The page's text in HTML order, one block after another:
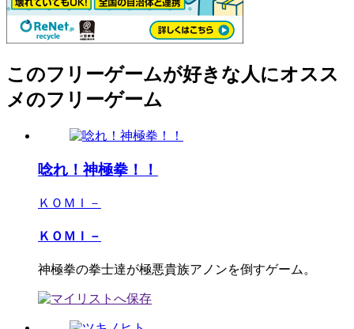
このフリーゲームが好きな人にオスス
メのフリーゲーム
唸れ！神極拳！！
ＫＯＭＩ－
ＫＯＭＩ－
神極拳の拳士達が極悪貴族アノンを倒すゲーム。